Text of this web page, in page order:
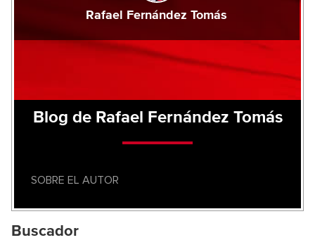
Rafael Fernández Tomás
Blog de Rafael Fernández Tomás
SOBRE EL AUTOR
Buscador